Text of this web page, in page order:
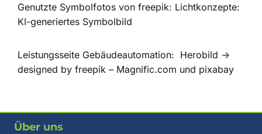
Genutzte Symbolfotos von freepik: Lichtkonzepte:
KI-generiertes Symbolbild
Leistungsseite Gebäudeautomation: Herobild ->
designed by freepik – Magnific.com und pixabay
Über uns